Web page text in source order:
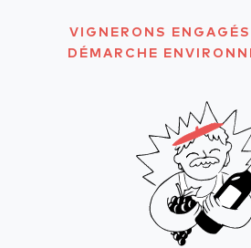
VIGNERONS
DÉMARCHE